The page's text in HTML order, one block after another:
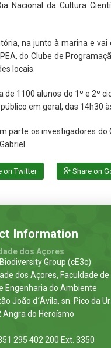
Nacional da Cultura
na junto à marina e
do Clube de
locais.
1100 alunos do 1º e 2º
em geral, das 14h30
parte os investigadores do
on Twitter Share on
Information
dos Açores
Group (cE3c)
dos Açores, Faculdade de
Engenharia do Ambiente
João d´Ávila, sn. Pico da
Angra do Heroísmo
295 402 200 Ext. 3350